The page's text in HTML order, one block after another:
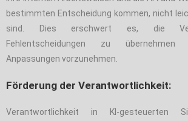
bestimmten Entscheidung kommen, nicht
sind. Dies erschwert es, die
Fehlentscheidungen zu
Anpassungen vorzunehmen.
Förderung der Verantwortlichkeit:
Verantwortlichkeit in KI-gesteuerten